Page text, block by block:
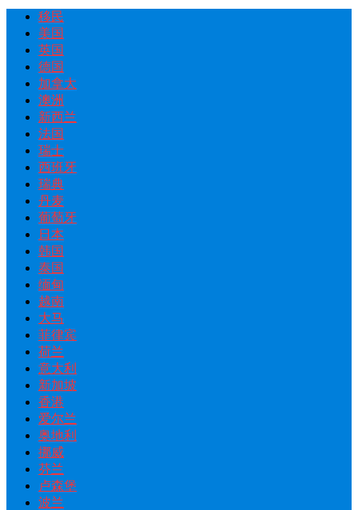
移民
美国
英国
德国
加拿大
澳洲
新西兰
法国
瑞士
西班牙
瑞典
丹麦
葡萄牙
日本
韩国
泰国
缅甸
越南
大马
菲律宾
荷兰
意大利
新加坡
香港
爱尔兰
奥地利
挪威
芬兰
卢森堡
波兰